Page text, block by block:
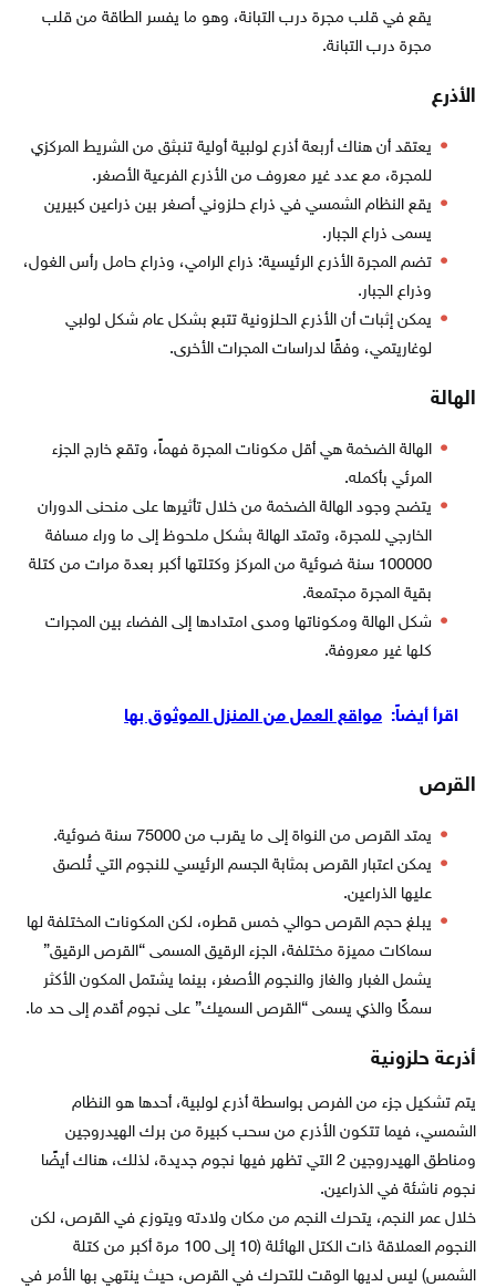
يقع في قلب مجرة درب التبانة، وهو ما يفسر الطاقة من قلب
مجرة درب التبانة.
الأذرع
يعتقد أن هناك أربعة أذرع لولبية أولية تنبثق من الشريط المركزي
للمجرة، مع عدد غير معروف من الأذرع الفرعية الأصغر.
يقع النظام الشمسي في ذراع حلزوني أصغر بين ذراعين كبيرين
يسمى ذراع الجبار.
تضم المجرة الأذرع الرئيسية: ذراع الرامي، وذراع حامل رأس الغول،
وذراع الجبار.
يمكن إثبات أن الأذرع الحلزونية تتبع بشكل عام شكل لولبي
لوغاريتمي، وفقًا لدراسات المجرات الأخرى.
الهالة
الهالة الضخمة هي أقل مكونات المجرة فهماً، وتقع خارج الجزء
المرئي بأكمله.
يتضح وجود الهالة الضخمة من خلال تأثيرها على منحنى الدوران
الخارجي للمجرة، وتمتد الهالة بشكل ملحوظ إلى ما وراء مسافة
100000 سنة ضوئية من المركز وكتلتها أكبر بعدة مرات من كتلة
بقية المجرة مجتمعة.
شكل الهالة ومكوناتها ومدى امتدادها إلى الفضاء بين المجرات
كلها غير معروفة.
اقرأ أيضاً: مواقع العمل من المنزل الموثوق بها
القرص
يمتد القرص من النواة إلى ما يقرب من 75000 سنة ضوئية.
يمكن اعتبار القرص بمثابة الجسم الرئيسي للنجوم التي تُلصق
عليها الذراعين.
يبلغ حجم القرص حوالي خمس قطره، لكن المكونات المختلفة لها
سماكات مميزة مختلفة، الجزء الرقيق المسمى “القرص الرقيق”
يشمل الغبار والغاز والنجوم الأصغر، بينما يشتمل المكون الأكثر
سمكًا والذي يسمى “القرص السميك” على نجوم أقدم إلى حد ما.
أذرعة حلزونية
يتم تشكيل جزء من الفرص بواسطة أذرع لولبية، أحدها هو النظام
الشمسي، فيما تتكون الأذرع من سحب كبيرة من برك الهيدروجين
ومناطق الهيدروجين 2 التي تظهر فيها نجوم جديدة، لذلك، هناك أيضًا
نجوم ناشئة في الذراعين.
خلال عمر النجم، يتحرك النجم من مكان ولادته ويتوزع في القرص، لكن
النجوم العملاقة ذات الكتل الهائلة (10 إلى 100 مرة أكبر من كتلة
الشمس) ليس لديها الوقت للتحرك في القرص، حيث ينتهي بها الأمر في